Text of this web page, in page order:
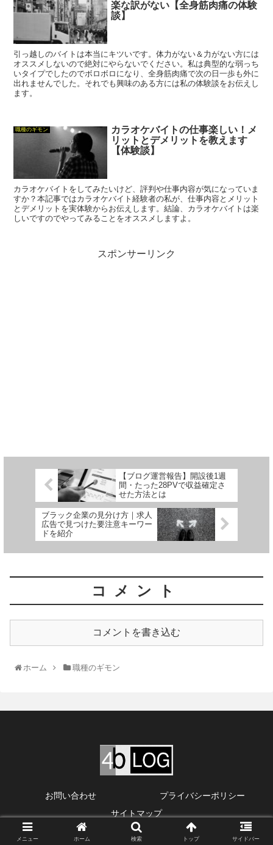
楽な訳がない【全身筋肉痛の体験
談】
引っ越しのバイトは本当にキツいです。体力がない＆力がない方には
オススメしないので絶対にやらないでください。私は典型的な弱っち
いタイプでしたのでボロボロになり、全身筋肉痛で次の日一歩も外に
出れませんでした。それでも興味のある方には私の体験談をお伝えし
ます。
職種のギモン
カラオケバイトの仕事楽しい！メ
リットとデメリットを教えます
【体験談】
カラオケバイトをしてみたいけど、評判や仕事内容が気になっていま
すか？本記事ではカラオケバイト経験者の私が、仕事内容とメリット
とデメリットを実体験からお伝えします。結論、カラオケバイトは楽
しいですのでやってみることをオススメしますよ。
スポンサーリンク
【ブログ運営報告】開設後1週
間・たった28PVで収益確定さ
せた方法とは
ブラック企業の見分け方｜求人
広告で見つけた要注意キーワー
ドを紹介
コメント
コメントを書き込む
ホーム 職種のギモン
お問い合わせ
プライバシーポリシー
サイトマップ
© 2019 4ブログ.
メニュー ホーム 検索 トップ サイドバー